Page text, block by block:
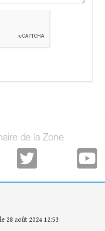
de la Zone
28 août 2024 12:53